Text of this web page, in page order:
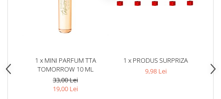
1 x MINI PARFUM TTA
TOMORROW 10 ML
33,00 Lei
19,00 Lei
1 x PRODUS SURPRIZA
9,98 Lei